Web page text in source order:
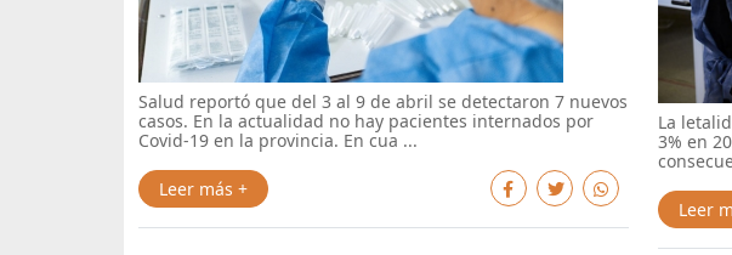
Salud reportó que del 3 al 9 de abril se detectaron 7 nuevos
casos. En la actualidad no hay pacientes internados por
Covid-19 en la provincia. En cua ...
Leer más +
La
3% en
Leer